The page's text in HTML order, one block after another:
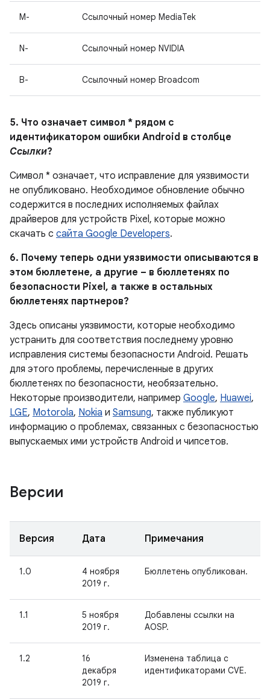
M- Ссылочный номер MediaTek
N- Ссылочный номер NVIDIA
B- Ссылочный номер Broadcom
5. Что означает символ * рядом с
идентификатором ошибки Android в столбце
Ссылки?
Символ * означает, что исправление для уязвимости
не опубликовано. Необходимое обновление обычно
содержится в последних исполняемых файлах
драйверов для устройств Pixel, которые можно
скачать с сайта Google Developers.
6. Почему теперь одни уязвимости описываются в
этом бюллетене, а другие – в бюллетенях по
безопасности Pixel, а также в остальных
бюллетенях партнеров?
Здесь описаны уязвимости, которые необходимо
устранить для соответствия последнему уровню
исправления системы безопасности Android. Решать
для этого проблемы, перечисленные в других
бюллетенях по безопасности, необязательно.
Некоторые производители, например Google, Huawei,
LGE, Motorola, Nokia и Samsung, также публикуют
информацию о проблемах, связанных с безопасностью
выпускаемых ими устройств Android и чипсетов.
Версии
Версия Дата Примечания
1.0
4 ноября
2019 г.
Бюллетень опубликован.
1.1
5 ноября
2019 г.
Добавлены ссылки на
AOSP.
1.2
16
декабря
2019 г.
Изменена таблица с
идентификаторами CVE.